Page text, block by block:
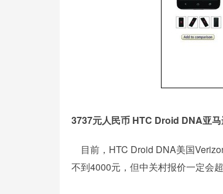
3737元人民币 HTC Droid DNA亚
目前，HTC Droid DNA美国
不到4000元，但中关村报价一定会超